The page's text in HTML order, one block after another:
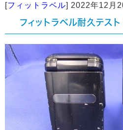
[フィットラベル] 2022年12月
フィットラベル耐久テス